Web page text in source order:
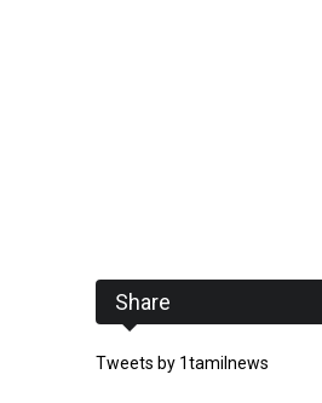
Share
Tweets by 1tamilnews